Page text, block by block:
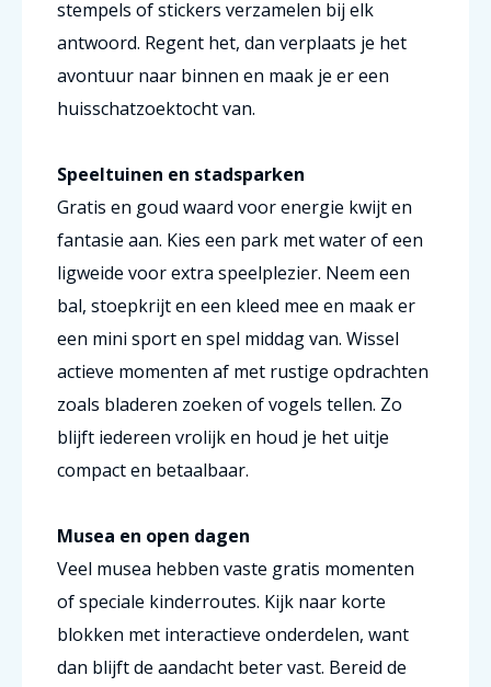
stempels of stickers verzamelen bij elk
antwoord. Regent het, dan verplaats je het
avontuur naar binnen en maak je er een
huisschatzoektocht van.
Speeltuinen en stadsparken
Gratis en goud waard voor energie kwijt en
fantasie aan. Kies een park met water of een
ligweide voor extra speelplezier. Neem een
bal, stoepkrijt en een kleed mee en maak er
een mini sport en spel middag van. Wissel
actieve momenten af met rustige opdrachten
zoals bladeren zoeken of vogels tellen. Zo
blijft iedereen vrolijk en houd je het uitje
compact en betaalbaar.
Musea en open dagen
Veel musea hebben vaste gratis momenten
of speciale kinderroutes. Kijk naar korte
blokken met interactieve onderdelen, want
dan blijft de aandacht beter vast. Bereid de